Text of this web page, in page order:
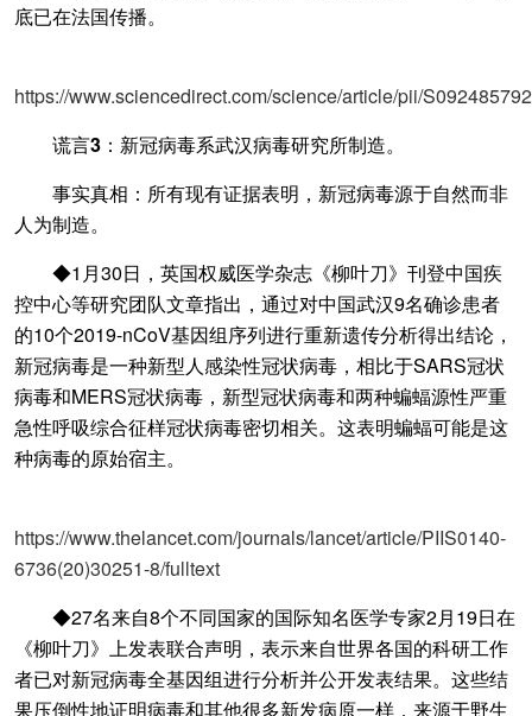
底已在法国传播。
https://www.sciencedirect.com/science/article/pii/
谎言3：新冠病毒系武汉病毒研究所制造。
事实真相：所有现有证据表明，新冠病毒源于自然而非
人为制造。
◆1月30日，英国权威医学杂志《柳叶刀》刊登中国疾
控中心等研究团队文章指出，通过对中国武汉9名确诊患者
的10个2019-nCoV基因组序列进行重新遗传分析得出结论，
新冠病毒是一种新型人感染性冠状病毒，相比于SARS冠状
病毒和MERS冠状病毒，新型冠状病毒和两种蝙蝠源性严重
急性呼吸综合征样冠状病毒密切相关。这表明蝙蝠可能是这
种病毒的原始宿主。
https://www.thelancet.com/journals/lancet/article/PIIS0140-
6736(20)30251-8/fulltext
◆27名来自8个不同国家的国际知名医学专家2月19日在
《柳叶刀》上发表联合声明，表示来自世界各国的科研工作
者已对新冠病毒全基因组进行分析并公开发表结果。这些结
果压倒性地证明病毒和其他很多新发病原一样，来源于野生